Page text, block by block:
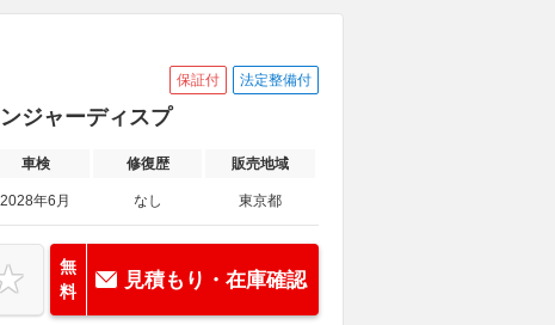
保証付 法定整備付
ジャーディスプ
車検 修復歴 販売地域
2028年6月 なし 東京都
無
料
見積もり・在庫確認